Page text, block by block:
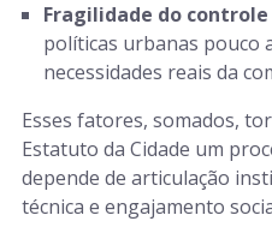
Fragilidade do controle
políticas urbanas pouco
necessidades reais da
Esses fatores, somados,
Estatuto da Cidade um
depende de articulação
técnica e engajamento